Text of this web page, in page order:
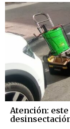
Atención: